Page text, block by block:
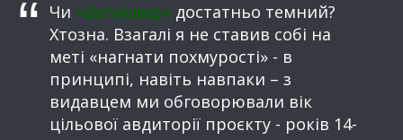
Чи «Вогневир» достатньо темний?
Хтозна. Взагалі я не ставив собі на
меті «нагнати похмурості» - в
принципі, навіть навпаки – з
видавцем ми обговорювали вік
цільової авдиторії проєкту - років 14-